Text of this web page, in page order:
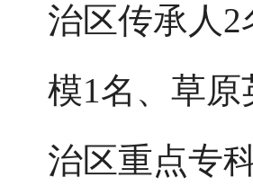
治区传承人
模1名、草
治区重点专